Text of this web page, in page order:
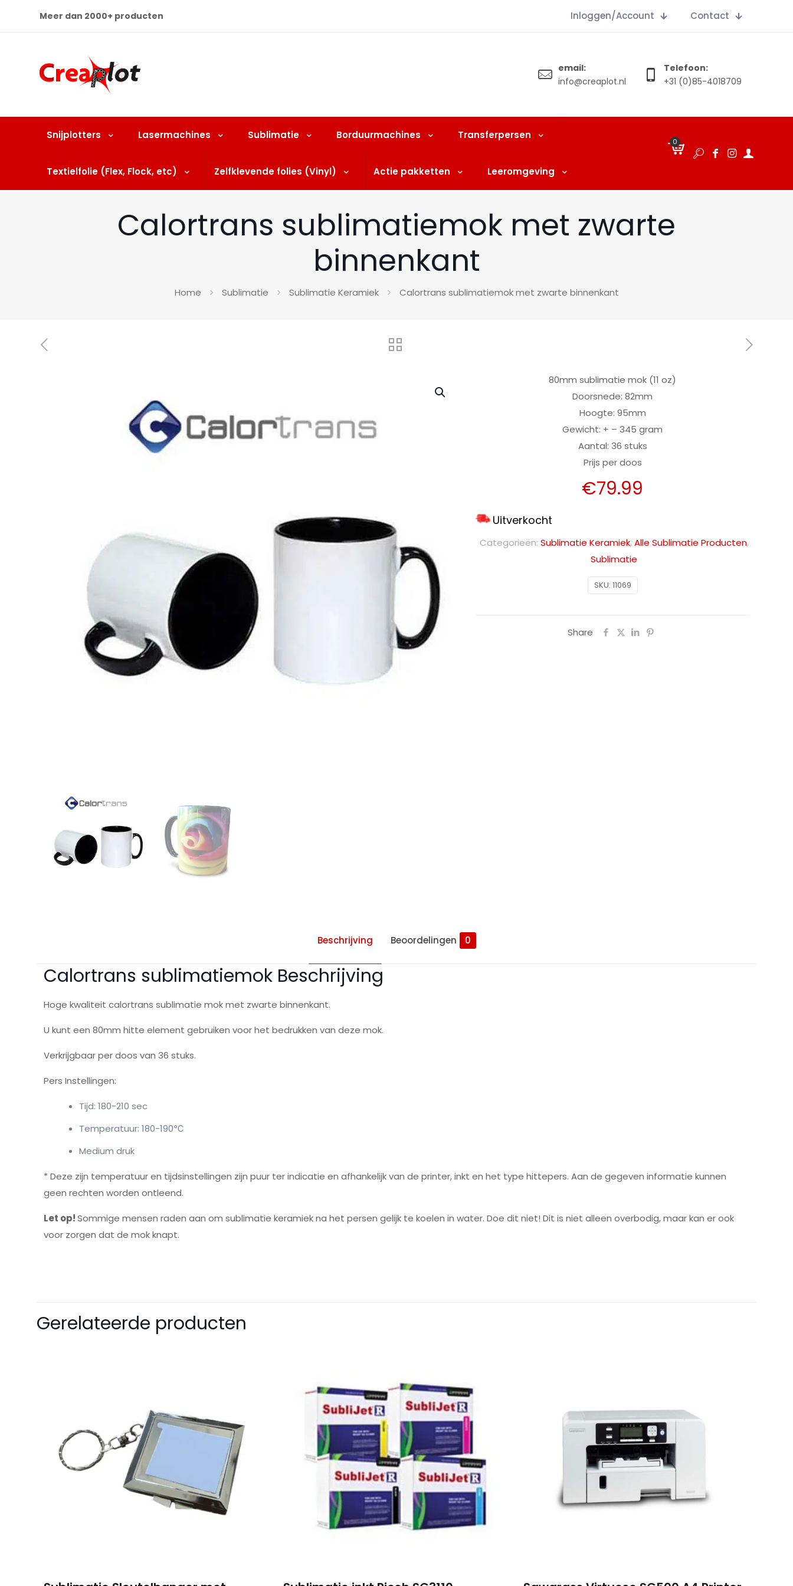
Meer dan 2000+ producten Inloggen/Account Contact
email:
info@creaplot.nl
Telefoon:
+31 (0)85-4018709
Snijplotters Lasermachines Sublimatie Borduurmachines Transferpersen
Textielfolie (Flex, Flock, etc) Zelfklevende folies (Vinyl) Actie pakketten Leeromgeving
0
Calortrans sublimatiemok met zwarte
binnenkant
Home Sublimatie Sublimatie Keramiek Calortrans sublimatiemok met zwarte binnenkant
80mm sublimatie mok (11 oz)
Doorsnede: 82mm
Hoogte: 95mm
Gewicht: + – 345 gram
Aantal: 36 stuks
Prijs per doos
€79.99
Uitverkocht
SKU: 11069
Categorieën: Sublimatie Keramiek,Alle Sublimatie Producten,
Sublimatie
Share
Beschrijving Beoordelingen 0
Calortrans sublimatiemok Beschrijving
Hoge kwaliteit calortrans sublimatie mok met zwarte binnenkant.
U kunt een 80mm hitte element gebruiken voor het bedrukken van deze mok.
Verkrijgbaar per doos van 36 stuks.
Pers Instellingen:
Tijd: 180-210 sec
Temperatuur: 180-190℃
Medium druk
* Deze zijn temperatuur en tijdsinstellingen zijn puur ter indicatie en afhankelijk van de printer, inkt en het type hittepers. Aan de gegeven informatie kunnen
geen rechten worden ontleend.
Let op!Sommige mensen raden aan om sublimatie keramiek na het persen gelijk te koelen in water. Doe dit niet! Dit is niet alleen overbodig, maar kan er ook
voor zorgen dat de mok knapt.
Wees de eerste om “Calortrans sublimatiemok met zwarte
Je waardering
1 van de 5
2 van de 5
sterren
3 van de 5
sterren
5 van de 5
sterren
Gerelateerde producten